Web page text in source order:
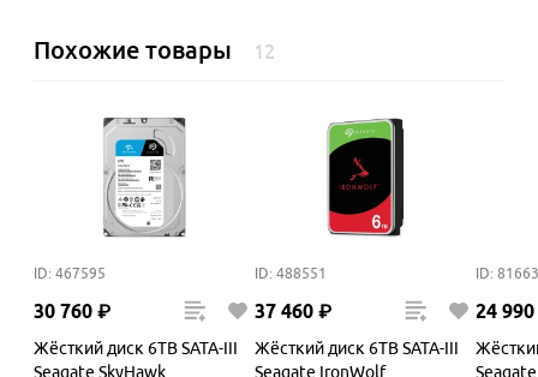
Похожие товары 12
ID: 467595
30 760 ₽
Жёсткий диск 6TB SATA-III
Seagate SkyHawk
ID: 488551
37 460 ₽
Жёсткий диск 6TB SATA-III
Seagate IronWolf
ID: 81663
24 990